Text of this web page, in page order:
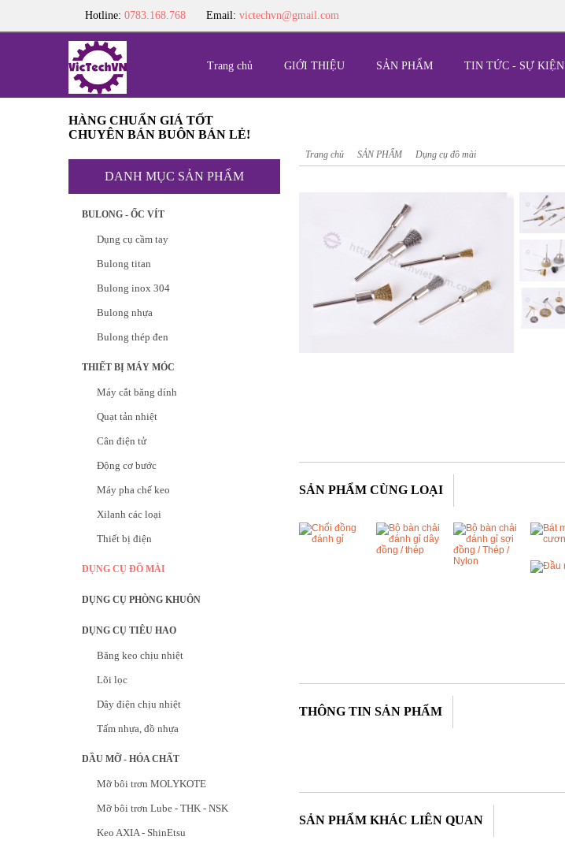
Hotline: 0783.168.768 Email:victechvn@gmail.com
Trang chủ GIỚI THIỆU SẢN PHẨM TIN TỨC - SỰ KIỆN
HÀNG CHUẨN GIÁ TỐT
CHUYÊN BÁN BUÔN BÁN LẺ!
DANH MỤC SẢN PHẨM
BULONG - ỐC VÍT
Dụng cụ cầm tay
Bulong titan
Bulong inox 304
Bulong nhựa
Bulong thép đen
THIẾT BỊ MÁY MÓC
Máy cắt băng dính
Quạt tản nhiệt
Cân điện tử
Động cơ bước
Máy pha chế keo
Xilanh các loại
Thiết bị điện
DỤNG CỤ ĐỒ MÀI
DỤNG CỤ PHÒNG KHUÔN
DỤNG CỤ TIÊU HAO
Băng keo chịu nhiệt
Lõi lọc
Dây điện chịu nhiệt
Tấm nhựa, đồ nhựa
DẦU MỠ - HÓA CHẤT
Mỡ bôi trơn MOLYKOTE
Mỡ bôi trơn Lube - THK - NSK
Keo AXIA - ShinEtsu
Trang chủ SẢN PHẨM Dụng cụ đồ mài
SẢN PHẨM CÙNG LOẠI
THÔNG TIN SẢN PHẨM
SẢN PHẨM KHÁC LIÊN QUAN